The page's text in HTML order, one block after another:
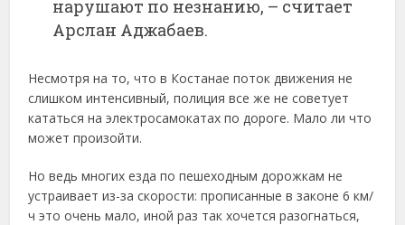
нарушают по незнанию, – считает
Арслан Аджабаев.
Несмотря на то, что в Костанае поток движения не
слишком интенсивный, полиция все же не советует
кататься на электросамокатах по дороге. Мало ли что
может произойти.
Но ведь многих езда по пешеходным дорожкам не
устраивает из-за скорости: прописанные в законе 6 км/
ч это очень мало, иной раз так хочется разогнаться,